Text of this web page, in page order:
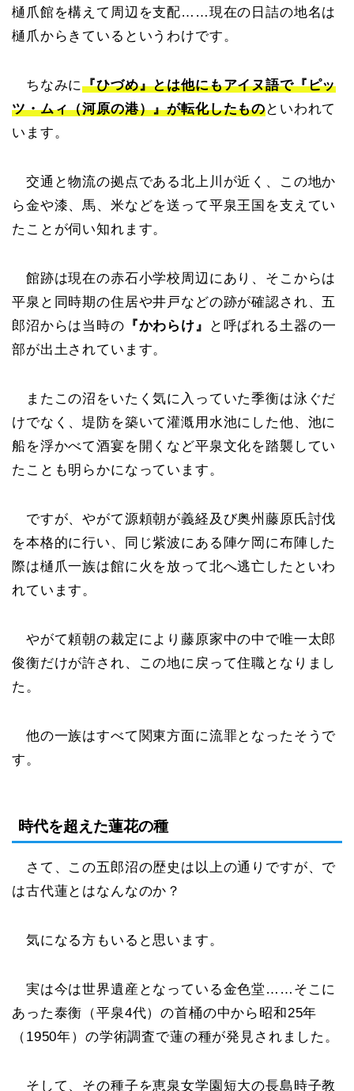
樋爪館を構えて周辺を支配……現在の日詰の地名は
樋爪からきているというわけです。
ちなみに『ひづめ』とは他にもアイヌ語で『ピッ
ツ・ムィ（河原の港）』が転化したものといわれて
います。
交通と物流の拠点である北上川が近く、この地か
ら金や漆、馬、米などを送って平泉王国を支えてい
たことが伺い知れます。
館跡は現在の赤石小学校周辺にあり、そこからは
平泉と同時期の住居や井戸などの跡が確認され、五
郎沼からは当時の 『かわらけ』
と呼ばれる土器の一
部が出土されています。
またこの沼をいたく気に入っていた季衡は泳ぐだ
けでなく、堤防を築いて灌漑用水池にした他、池に
船を浮かべて酒宴を開くなど平泉文化を踏襲してい
たことも明らかになっています。
ですが、やがて源頼朝が義経及び奥州藤原氏討伐
を本格的に行い、同じ紫波にある陣ケ岡に布陣した
際は樋爪一族は館に火を放って北へ逃亡したといわ
れています。
やがて頼朝の裁定により藤原家中の中で唯一太郎
俊衡だけが許され、この地に戻って住職となりまし
た。
他の一族はすべて関東方面に流罪となったそうで
す。
時代を超えた蓮花の種
さて、この五郎沼の歴史は以上の通りですが、で
は古代蓮とはなんなのか？
気になる方もいると思います。
実は今は世界遺産となっている金色堂……そこに
あった泰衡（平泉4代）の首桶の中から昭和25年
（1950年）の学術調査で蓮の種が発見されました。
そして、その種子を恵泉女学園短大の長島時子教